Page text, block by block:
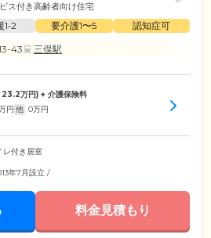
ス付き高齢者向け住宅
1•2 要介護1〜5
認知症可
43
三俣駅
23.2万円) + 介護保険料
円 他 0万円
レ付き居室
年7月設立 /
料金見積もり